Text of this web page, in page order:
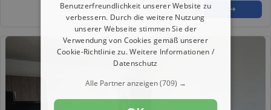
★ ➦ ➜
Benutzerfreundlichkeit unserer Website zu
verbessern. Durch die weitere Nutzung
unserer Webseite stimmen Sie der
Verwendung von Cookies gemäß unserer
Cookie-Richtlinie zu.Weitere Informationen /
Datenschutz
Alle Partner anzeigen(709) →